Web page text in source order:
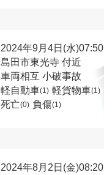
2024年9月4日(水)07:50
島田市東光寺 付近
車両相互 小破事故
軽自動車(1) 軽貨物車(1)
死亡(0) 負傷(1)
2024年8月2日(金)08:20